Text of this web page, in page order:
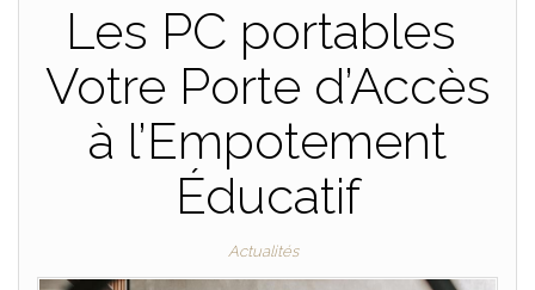
Les PC portables
Votre Porte d’Accès
à l’Empotement
Éducatif
Actualités